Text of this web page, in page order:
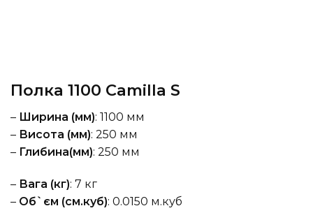
Полка 1100 Camilla S
– Ширина (мм): 1100 мм
– Висота (мм): 250 мм
– Глибина(мм): 250 мм
– Вага (кг): 7 кг
– Об`єм (см.куб): 0.0150 м.куб